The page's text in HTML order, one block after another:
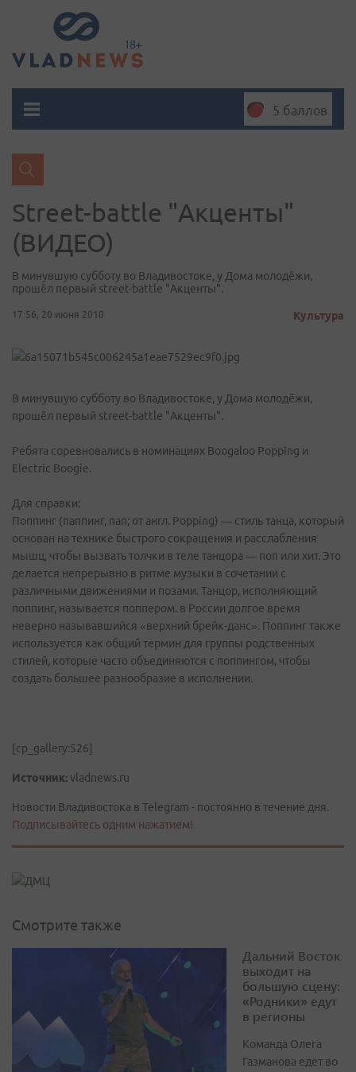
5 баллов
Street-battle "Акценты"
(ВИДЕО)
В минувшую субботу во Владивостоке, у Дома молодёжи,
прошёл первый street-battle "Акценты".
17:56, 20 июня 2010 Культура
В минувшую субботу во Владивостоке, у Дома молодёжи,
прошёл первый street-battle "Акценты".
Ребята соревновались в номинациях Boogaloo Popping и
Electric Boogie.
Для справки:
Поппинг (паппинг, пап; от англ. Popping) — стиль танца, который
основан на технике быстрого сокращения и расслабления
мышц, чтобы вызвать толчки в теле танцора — поп или хит. Это
делается непрерывно в ритме музыки в сочетании с
различными движениями и позами. Танцор, исполняющий
поппинг, называется поппером. в России долгое время
неверно называвшийся «верхний брейк-данс». Поппинг также
используется как общий термин для группы родственных
стилей, которые часто объединяются с поппингом, чтобы
создать большее разнообразие в исполнении.
[cp_gallery:526]
Источник:vladnews.ru
Новости Владивостока в Telegram - постоянно в течение дня.
Подписывайтесь одним нажатием!
Смотрите также
Дальний Восток
выходит на
большую сцену:
«Родники» едут
в регионы
Команда Олега
Газманова едет во